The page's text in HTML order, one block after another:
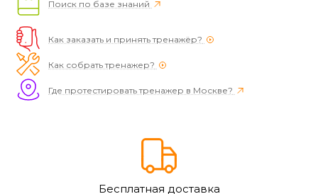
Поиск по базе знаний
Как заказать и принять тренажёр?
Как собрать тренажер?
Где протестировать тренажер в Москве?
Бесплатная доставка